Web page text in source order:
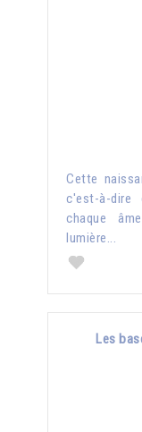
Cette
c'est-à-
chaque
lumière...
Les